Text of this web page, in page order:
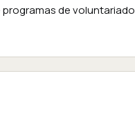
de voluntariado